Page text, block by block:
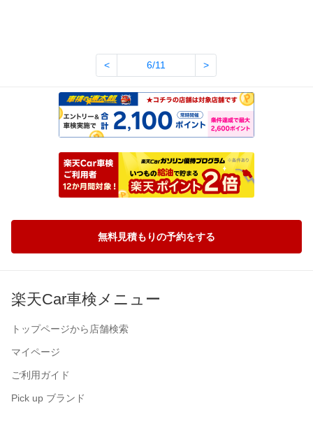
< 6/11 >
無料見積もりの予約をする
楽天Car車検メニュー
トップページから店舗検索
マイページ
ご利用ガイド
Pick up ブランド